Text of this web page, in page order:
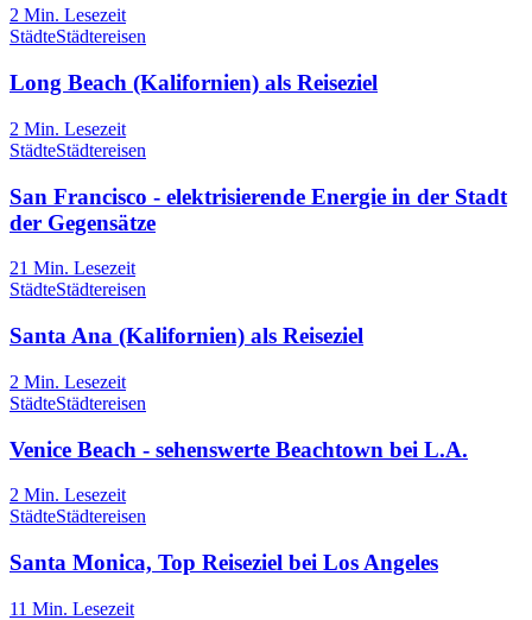
2 Min. Lesezeit
StädteStädtereisen
Long Beach (Kalifornien) als Reiseziel
2 Min. Lesezeit
StädteStädtereisen
San Francisco - elektrisierende Energie in der Stadt
der Gegensätze
21 Min. Lesezeit
StädteStädtereisen
Santa Ana (Kalifornien) als Reiseziel
2 Min. Lesezeit
StädteStädtereisen
Venice Beach - sehenswerte Beachtown bei L.A.
2 Min. Lesezeit
StädteStädtereisen
Santa Monica, Top Reiseziel bei Los Angeles
11 Min. Lesezeit